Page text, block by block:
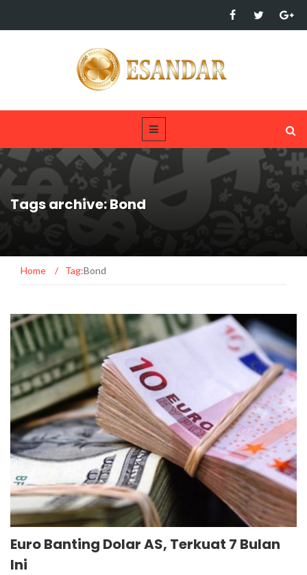
Tags archive: Bond
Home / Tag:Bond
Euro Banting Dolar AS, Terkuat 7 Bulan
Ini